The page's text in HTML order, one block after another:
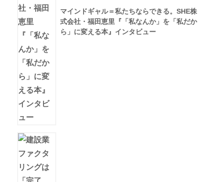
マインドギャル＝私たちならできる。SHE株
式会社・福田恵里『「私なんか」を「私だか
ら」に変える本』インタビュー